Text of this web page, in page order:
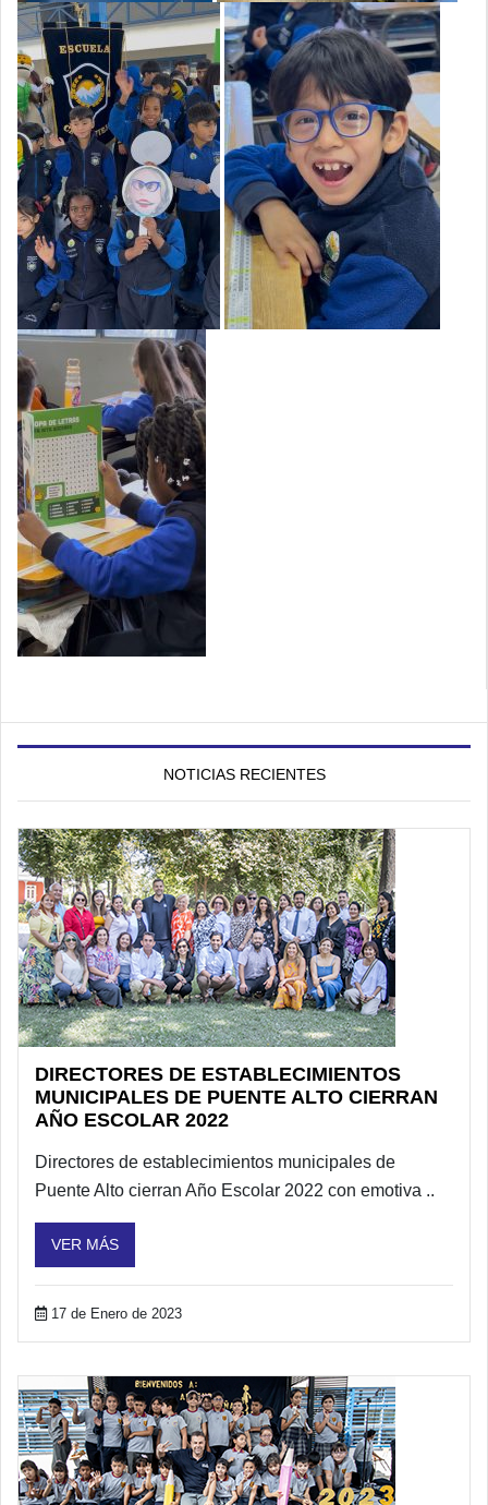
NOTICIAS RECIENTES
DIRECTORES DE ESTABLECIMIENTOS
MUNICIPALES DE PUENTE ALTO CIERRAN
AÑO ESCOLAR 2022
Directores de establecimientos municipales de
Puente Alto cierran Año Escolar 2022 con emotiva ..
VER MÁS
17 de Enero de 2023